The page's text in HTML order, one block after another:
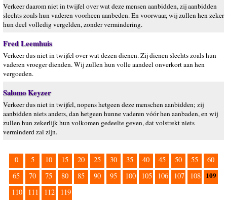
Verkeer daarom niet in twijfel over wat deze mensen aanbidden, zij aanbidden
slechts zoals hun vaderen voorheen aanbeden. En voorwaar, wij zullen hen zeker
hun deel volledig vergelden, zonder vermindering.
Fred Leemhuis
Verkeer dus niet in twijfel over wat dezen dienen. Zij dienen slechts zoals hun
vaderen vroeger dienden. Wij zullen hun volle aandeel onverkort aan hen
vergoeden.
Salomo Keyzer
Verkeer dus niet in twijfel, nopens hetgeen deze menschen aanbidden; zij
aanbidden niets anders, dan hetgeen hunne vaderen vóór hen aanbaden, en wij
zullen hun zekerlijk hun volkomen gedeelte geven, dat volstrekt niets
verminderd zal zijn.
0 5 10 15 20 25 30 35 40 45 50 55
60
65
70 75 80 85 90 95 100 105 106 107 108 109
110 111 112 119